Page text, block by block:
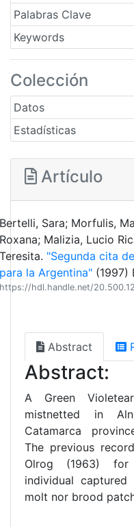
Palabras Clave
Keywords
Colección
Datos
Estadísticas
Artículo
Sara; Morfulis,
Malizia, Lucio
"Segunda cita
la Argentina"(1997)
hdl.handle.net/
Abstract
Abstract:
A Green
mistnetted in
Catamarca
The previous
Olrog (1963) for
individual
molt nor brood